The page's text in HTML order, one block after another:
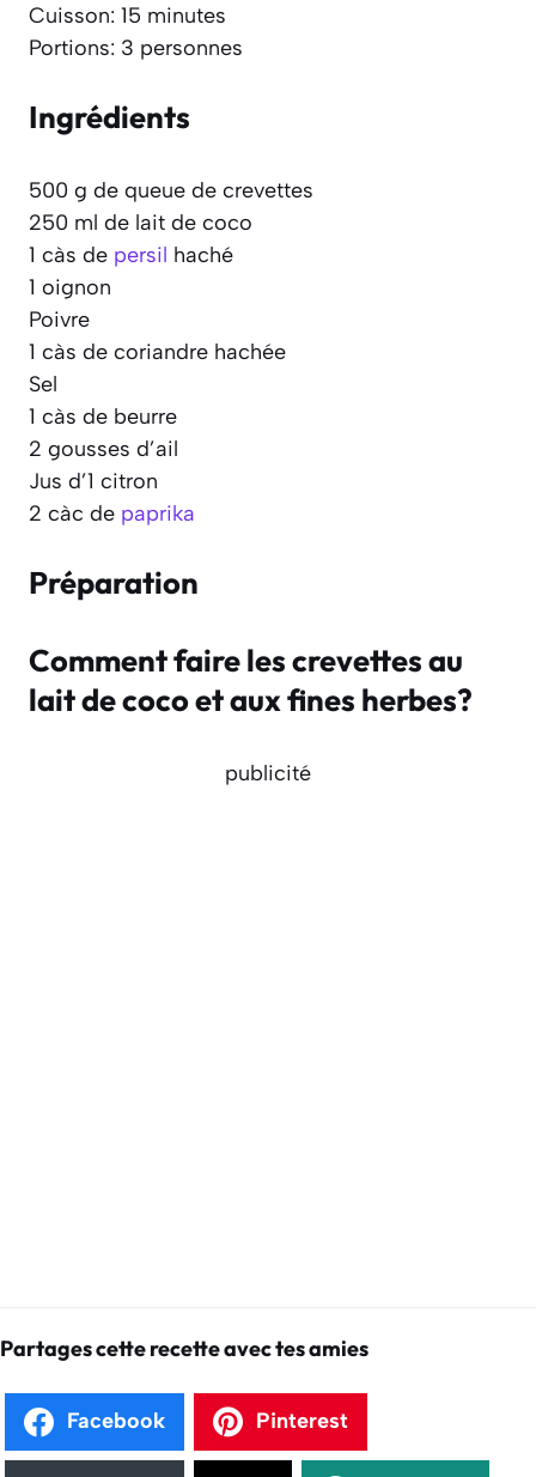
Cuisson: 15 minutes
Portions: 3 personnes
Ingrédients
500 g de queue de crevettes
250 ml de lait de coco
1 càs de persil haché
1 oignon
Poivre
1 càs de coriandre hachée
Sel
1 càs de beurre
2 gousses d’ail
Jus d’1 citron
2 càc de paprika
Préparation
Comment faire les crevettes au
lait de coco et aux fines herbes?
publicité
Partages cette recette avec tes amies
Facebook Pinterest